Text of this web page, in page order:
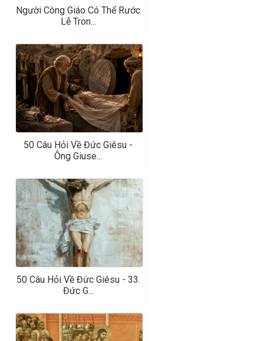
Người Công Giáo Có Thể Rước
Lễ Tron...
50 Câu Hỏi Về Đức Giêsu -
Ông Giuse...
50 Câu Hỏi Về Đức Giêsu - 33.
Đức G...